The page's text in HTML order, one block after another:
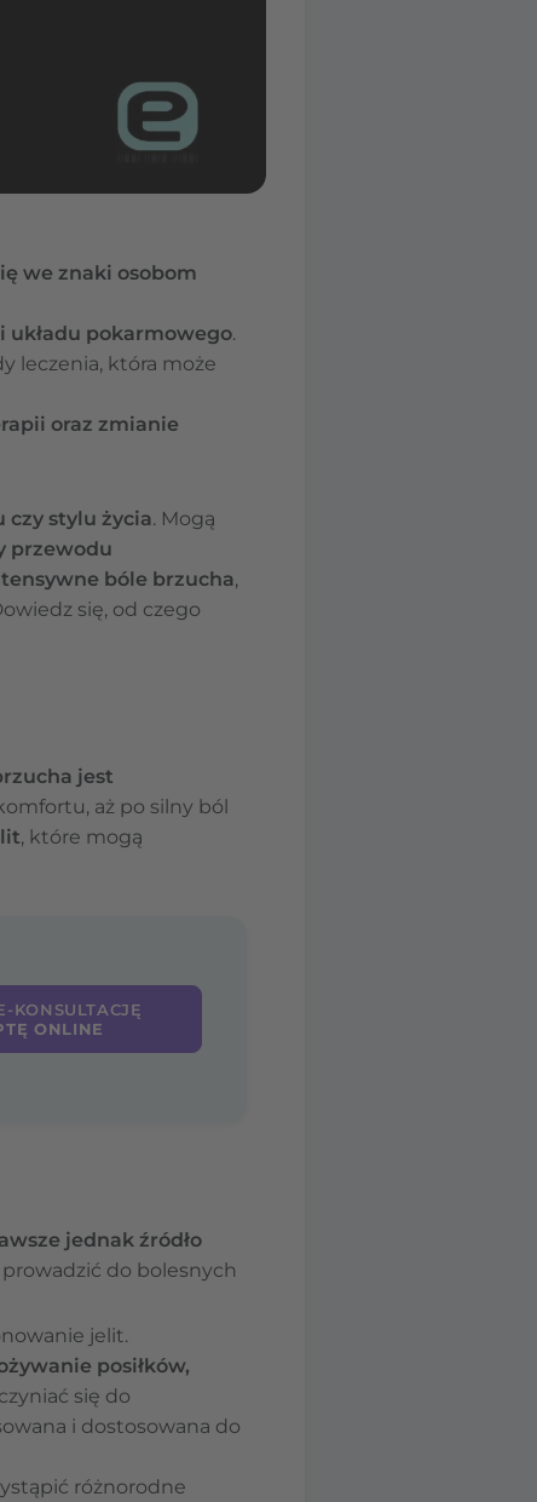
we znaki osobom
układu pokarmowego.
leczenia, która może
oraz zmianie
czy stylu życia. Mogą
przewodu
bóle brzucha,
się, od czego
jest
aż po silny ból
, które mogą
KONSULTACJĘ
ONLINE
jednak źródło
do bolesnych
jelit.
posiłków,
się do
i dostosowana do
różnorodne